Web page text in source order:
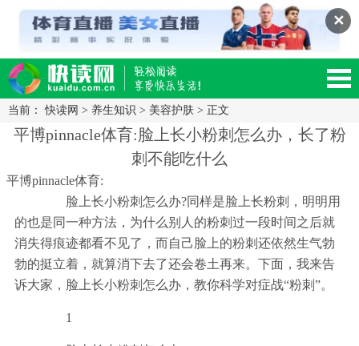
✕
读网-轻松阅读,快乐生活移动版
当前：快读网 > 养生知识 > 美容护肤 > 正文
平博pinnacle体育:脸上长小粉刺怎么办，长了粉
刺不能吃什么
平博pinnacle体育:
脸上长小粉刺怎么办?同样是脸上长粉刺，明明用
的也是同一种方法，为什么别人的粉刺过一段时间之后就
消失得痕迹都看不见了，而自己脸上的粉刺还依然生气勃
勃的挺立着，就算消下去了还会卷土再来。下面，我来告
诉大家，脸上长小粉刺怎么办，教你科学对症战“粉刺”。
1